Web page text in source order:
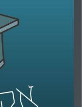
עשויה לשנות
מחלות? ואיך
סוגי סרטן שונים
איתנו באולפן ד”ר
במכון סקוג’ן
בעלת שם עולמי
משלבת מדע,
ברור לעתיד שבו